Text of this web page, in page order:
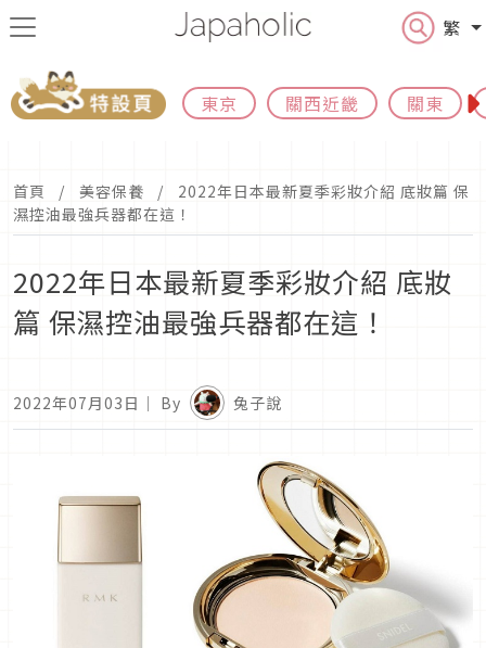
繁
東京 關西近畿 關東
首頁 美容保養
2022年日本最新夏季彩妝介紹 底妝篇 保
濕控油最強兵器都在這！
2022年日本最新夏季彩妝介紹 底妝
篇 保濕控油最強兵器都在這！
2022年07月03日 ｜ By 兔子說